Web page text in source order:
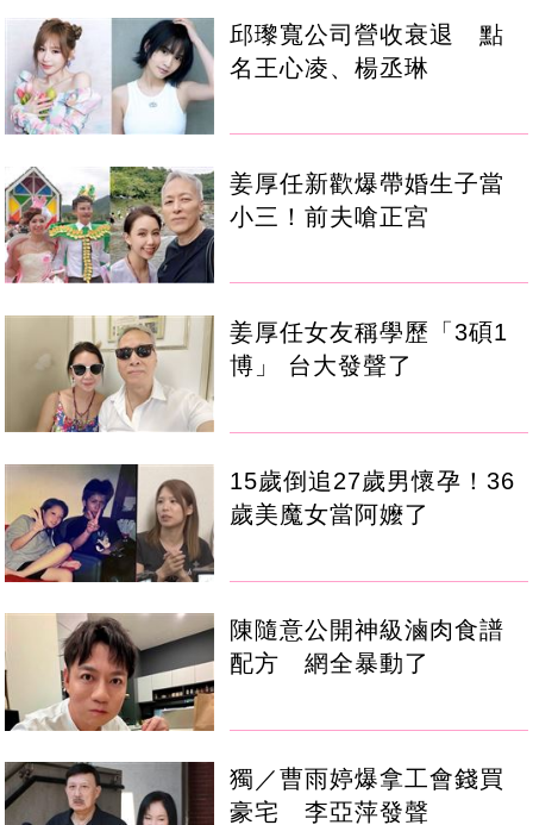
邱瓈寬公司營收衰退 點
名王心凌、楊丞琳
姜厚任新歡爆帶婚生子當
小三！前夫嗆正宮
姜厚任女友稱學歷「3碩1
博」 台大發聲了
15歲倒追27歲男懷孕！36
歲美魔女當阿嬤了
陳隨意公開神級滷肉食譜
配方 網全暴動了
獨／曹雨婷爆拿工會錢買
豪宅 李亞萍發聲